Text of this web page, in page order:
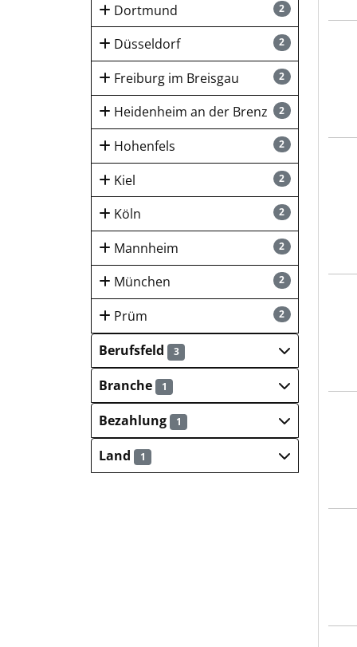
2
Dortmund
2
Düsseldorf
2
Freiburg im Breisgau
2
Heidenheim an der Brenz
2
Hohenfels
2
Kiel
2
Köln
2
Mannheim
2
München
2
Prüm
Berufsfeld
3
Branche 1
Bezahlung 1
Land 1